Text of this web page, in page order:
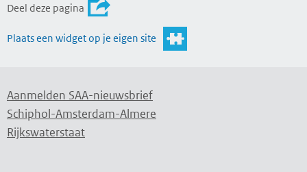
Deel deze pagina
Plaats een widget op je eigen site
Aanmelden SAA-nieuwsbrief
Schiphol-Amsterdam-Almere
Rijkswaterstaat